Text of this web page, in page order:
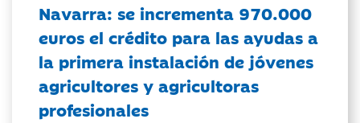
Navarra: se incrementa 970.000
euros el crédito para las ayudas a
la primera instalación de jóvenes
agricultores y agricultoras
profesionales